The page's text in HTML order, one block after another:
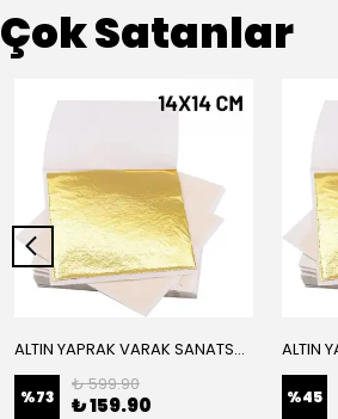
Çok Satanlar
ALTIN YAPRAK VARAK SANATSAL BÜYÜK BOY FOLYO EPOKSİ REÇİNE NAİL ART 16 ADET 14X14 CM ALTIN RENK
%73
₺ 599.90
₺ 159.90 %45